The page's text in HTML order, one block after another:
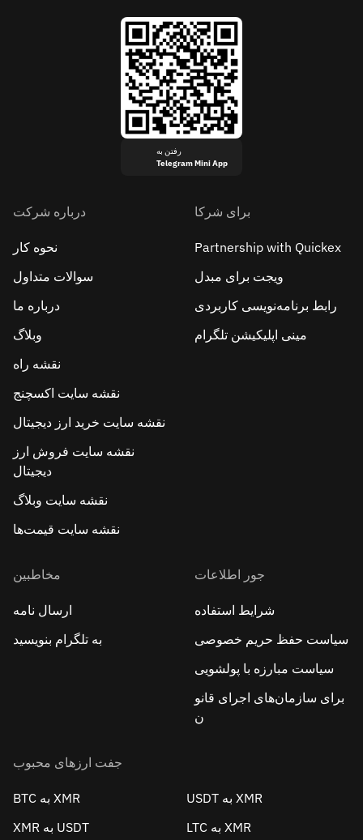
رفتن به
Telegram Mini App
درباره شرکت
نحوه کار
سوالات متداول
درباره ما
وبلاگ
نقشه راه
نقشه سایت اکسچنج
نقشه سایت خرید ارز دیجیتال
نقشه سایت فروش ارز
دیجیتال
نقشه سایت وبلاگ
نقشه سایت قیمت‌ها
برای شرکا
Partnership with Quickex
ویجت برای مبدل
رابط برنامه‌نویسی کاربردی
مینی اپلیکیشن تلگرام
مخاطبین
ارسال نامه
به تلگرام بنویسید
جور اطلاعات
شرایط استفاده
سیاست حفظ حریم خصوصی
سیاست مبارزه با پولشویی
برای سازمان‌های اجرای قانو
ن
جفت ارزهای محبوب
BTC به XMR
USDT به XMR
XMR به USDT
LTC به XMR